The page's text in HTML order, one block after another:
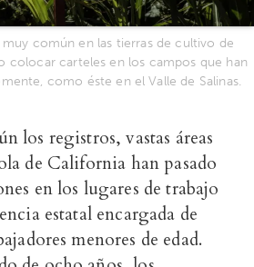
muy común en las tierras de cultivo de
colocar carteles en los campos que han
como éste en el Valle de Salinas.
los registros, vastas áreas
de California han pasado
en los lugares de trabajo
estatal encargada de
menores de edad.